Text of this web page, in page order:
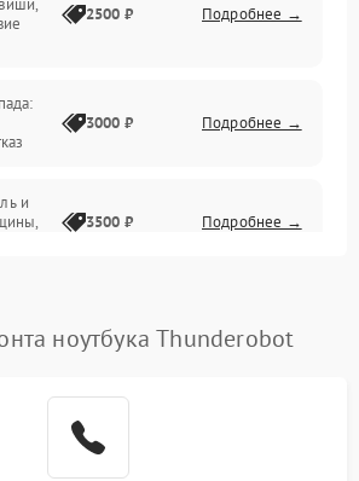
2500 ₽ Подробнее →
3000 ₽ Подробнее →
и
3500 ₽ Подробнее →
2500 ₽ Подробнее →
2000 ₽
ноутбука Thunderobot